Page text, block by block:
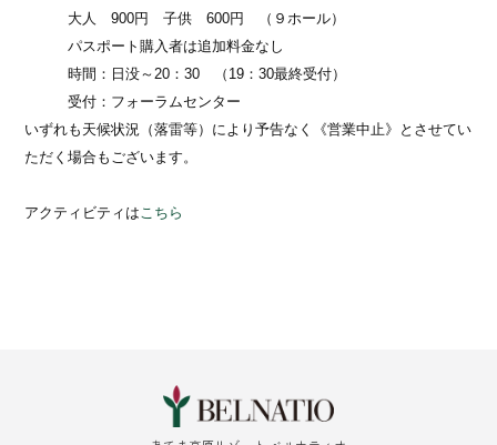
大人 900円 子供 600円 （９ホール）
パスポート購入者は追加料金なし
時間：日没～20：30 （19：30最終受付）
受付：フォーラムセンター
いずれも 天候状況（落雷等）により予告なく《営業中止》とさせてい
ただく場合もございます。
アクティビティは こちら